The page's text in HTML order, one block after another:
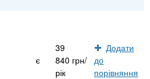
є
39
840 грн/
рік
Додати
до
порівняння